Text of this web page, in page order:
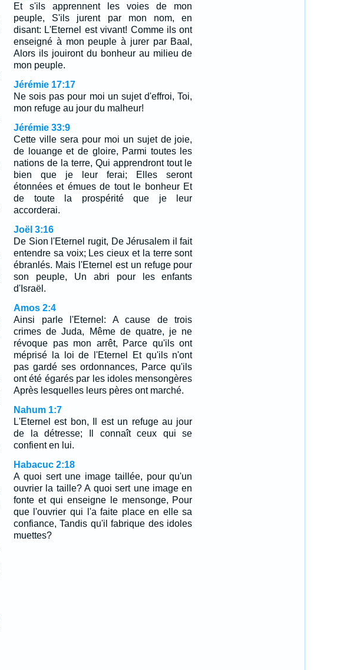
Et s'ils apprennent les voies de mon
peuple, S'ils jurent par mon nom, en
disant: L'Eternel est vivant! Comme ils ont
enseigné à mon peuple à jurer par Baal,
Alors ils jouiront du bonheur au milieu de
mon peuple.
Jérémie 17:17
Ne sois pas pour moi un sujet d'effroi, Toi,
mon refuge au jour du malheur!
Jérémie 33:9
Cette ville sera pour moi un sujet de joie,
de louange et de gloire, Parmi toutes les
nations de la terre, Qui apprendront tout le
bien que je leur ferai; Elles seront
étonnées et émues de tout le bonheur Et
de toute la prospérité que je leur
accorderai.
Joël 3:16
De Sion l'Eternel rugit, De Jérusalem il fait
entendre sa voix; Les cieux et la terre sont
ébranlés. Mais l'Eternel est un refuge pour
son peuple, Un abri pour les enfants
d'Israël.
Amos 2:4
Ainsi parle l'Eternel: A cause de trois
crimes de Juda, Même de quatre, je ne
révoque pas mon arrêt, Parce qu'ils ont
méprisé la loi de l'Eternel Et qu'ils n'ont
pas gardé ses ordonnances, Parce qu'ils
ont été égarés par les idoles mensongères
Après lesquelles leurs pères ont marché.
Nahum 1:7
L'Eternel est bon, Il est un refuge au jour
de la détresse; Il connaît ceux qui se
confient en lui.
Habacuc 2:18
A quoi sert une image taillée, pour qu'un
ouvrier la taille? A quoi sert une image en
fonte et qui enseigne le mensonge, Pour
que l'ouvrier qui l'a faite place en elle sa
confiance, Tandis qu'il fabrique des idoles
muettes?